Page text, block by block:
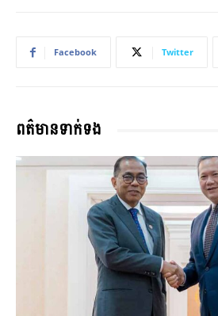
Facebook Twitter
ពត៌មានទាក់ទង